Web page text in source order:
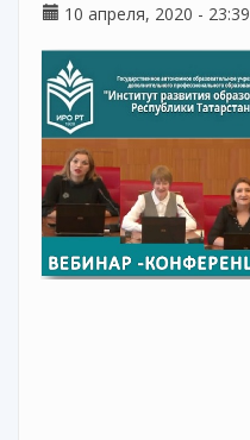
10 апреля, 2020 - 23:39